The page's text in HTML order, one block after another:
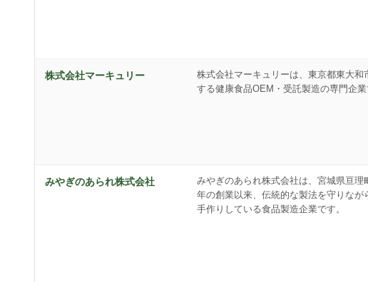
株式会社マーキュリー
株式会社マーキュリーは、東京都東大和
する健康食品OEM・受託製造の専門企業
みやぎのあられ株式会社
みやぎのあられ株式会社は、宮城県亘理
年の創業以来、伝統的な製法を守りなが
手作りしている食品製造企業です。